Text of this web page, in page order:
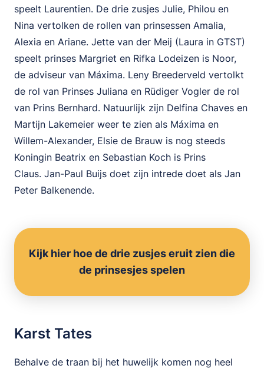
speelt Laurentien. De drie zusjes Julie, Philou en
Nina vertolken de rollen van prinsessen Amalia,
Alexia en Ariane. Jette van der Meij (Laura in GTST)
speelt prinses Margriet en Rifka Lodeizen is Noor,
de adviseur van Máxima. Leny Breederveld vertolkt
de rol van Prinses Juliana en Rüdiger Vogler de rol
van Prins Bernhard. Natuurlijk zijn Delfina Chaves en
Martijn Lakemeier weer te zien als Máxima en
Willem-Alexander, Elsie de Brauw is nog steeds
Koningin Beatrix en Sebastian Koch is Prins
Claus. Jan-Paul Buijs doet zijn intrede doet als Jan
Peter Balkenende.
Kijk hier hoe de drie zusjes eruit zien die
de prinsesjes spelen
Karst Tates
Behalve de traan bij het huwelijk komen nog heel